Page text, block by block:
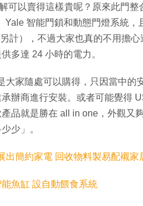
可以賣得這樣貴呢？原來此門
Yale 智能門鎖和動態門燈系統
計），不過大家也真的不用擔
多達 24 小時的電力。
大家隨處可以購得，只因當中的
辦商進行安裝。或者可能覺得
品就是勝在 all in one，外觀又
少」。
出簡約家電 回收物料製易配襯家
魚缸 設自動餵食系統